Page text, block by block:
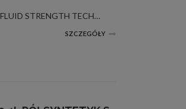
CASTROL EDGE 5W30BUTELKA 5L! syntetykFST - FLUID STRENGTH TECHNOLOGYNiskopopiołowy olej odpowiedni dla silników: VW, Audi, Skoda, Mercedes, BMW, Citroen, Peugeot, Toyota, Mazda, Nissan, Subaru, Mitsubishi.ZALECANY DO SILNIKÓW BENZYNOWYCH TYPU FSI GRUPY...
SZCZEGÓŁY